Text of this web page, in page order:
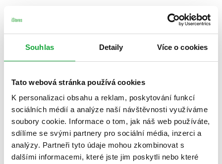
Souhlas Detaily Více o cookies
Tato webová stránka používá cookies
K personalizaci obsahu a reklam, poskytování funkcí
sociálních médií a analýze naší návštěvnosti využíváme
soubory cookie. Informace o tom, jak náš web používáte,
sdílíme se svými partnery pro sociální média, inzerci a
analýzy. Partneři tyto údaje mohou zkombinovat s
dalšími informacemi, které jste jim poskytli nebo které